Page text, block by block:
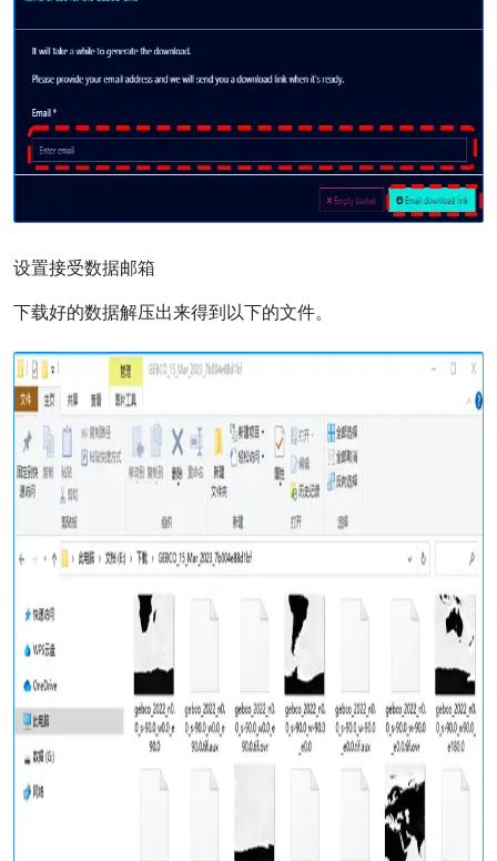
设置接受数据邮箱
下载好的数据解压出来得到以下的文件。